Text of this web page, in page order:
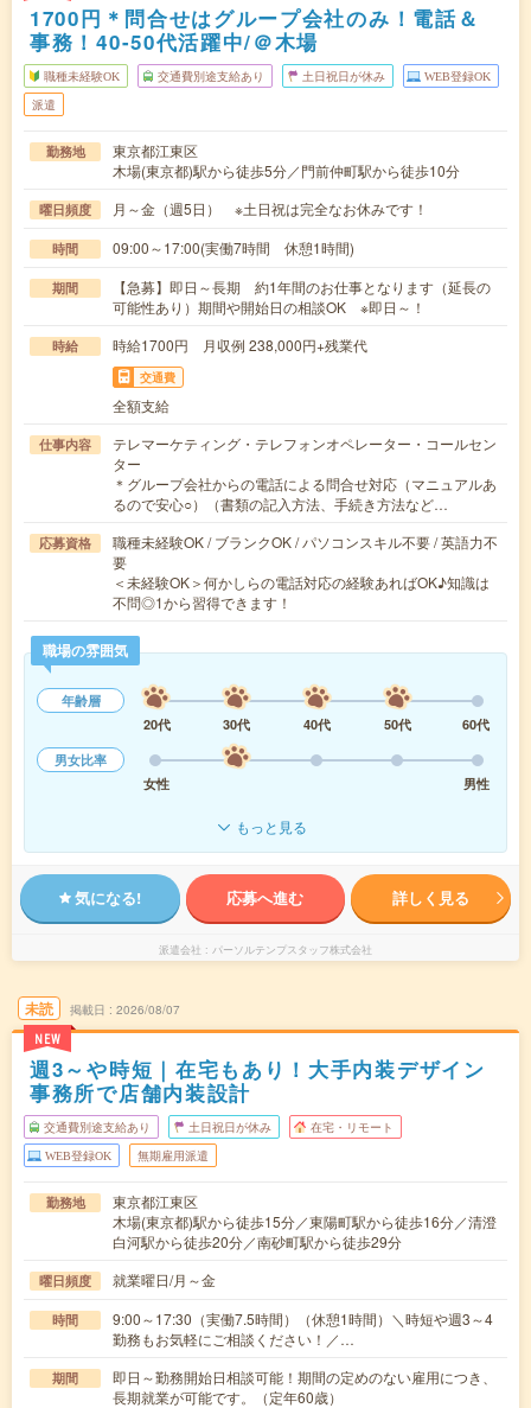
1700円＊問合せはグループ会社のみ！電話＆
事務！40-50代活躍中/＠木場
職種未経験OK 交通費別途支給あり 土日祝日が休み WEB登録OK
派遣
勤務地
東京都江東区
木場(東京都)駅から徒歩5分／門前仲町駅から徒歩10分
曜日頻度 月～金（週5日） ※土日祝は完全なお休みです！
時間 09:00～17:00(実働7時間 休憩1時間)
期間
【急募】即日～長期 約1年間のお仕事となります（延長の
可能性あり）期間や開始日の相談OK ※即日～！
時給 時給1700円 月収例 238,000円+残業代
交通費
全額支給
仕事内容
テレマーケティング・テレフォンオペレーター・コールセン
ター
＊グループ会社からの電話による問合せ対応（マニュアルあ
るので安心○）（書類の記入方法、手続き方法など…
応募資格
職種未経験OK / ブランクOK / パソコンスキル不要 / 英語力不
要
＜未経験OK＞何かしらの電話対応の経験あればOK♪知識は
不問◎1から習得できます！
職場の雰囲気
年齢層
20代
30代 40代 50代
60代
男女比率
女性
男性
もっと見る
気になる! 応募へ進む 詳しく見る
派遣会社 パーソルテンプスタッフ株式会社
未読
NEW
掲載日 2026/08/07
週3～や時短｜在宅もあり！大手内装デザイン
事務所で店舗内装設計
交通費別途支給あり 土日祝日が休み 在宅・リモート
WEB登録OK 無期雇用派遣
勤務地
東京都江東区
木場(東京都)駅から徒歩15分／東陽町駅から徒歩16分／清澄
白河駅から徒歩20分／南砂町駅から徒歩29分
曜日頻度 就業曜日/月～金
時間
9:00～17:30（実働7.5時間）（休憩1時間）＼時短や週3～4
勤務もお気軽にご相談ください！／…
期間
即日～勤務開始日相談可能！期間の定めのない雇用につき、
長期就業が可能です。（定年60歳）